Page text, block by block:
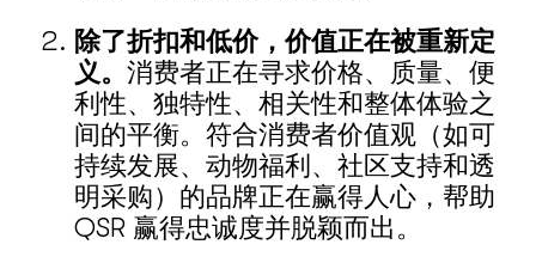
除了折扣和低价，价值正在被重新定
义。消费者正在寻求价格、质量、便
利性、独特性、相关性和整体体验之
间的平衡。符合消费者价值观（如可
持续发展、动物福利、社区支持和透
明采购）的品牌正在赢得人心，帮助
QSR 赢得忠诚度并脱颖而出。